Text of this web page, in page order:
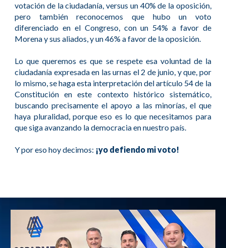
votación de la ciudadanía, versus un 40% de la oposición,
pero también reconocemos que hubo un voto
diferenciado en el Congreso, con un 54% a favor de
Morena y sus aliados, y un 46% a favor de la oposición.
Lo que queremos es que se respete esa voluntad de la
ciudadanía expresada en las urnas el 2 de junio, y que, por
lo mismo, se haga esta interpretación del artículo 54 de la
Constitución en este contexto histórico sistemático,
buscando precisamente el apoyo a las minorías, el que
haya pluralidad, porque eso es lo que necesitamos para
que siga avanzando la democracia en nuestro país.
Y por eso hoy decimos: ¡yo defiendo mi voto!